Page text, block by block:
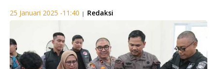
25 Januari 2025 -11:40 | Redaksi